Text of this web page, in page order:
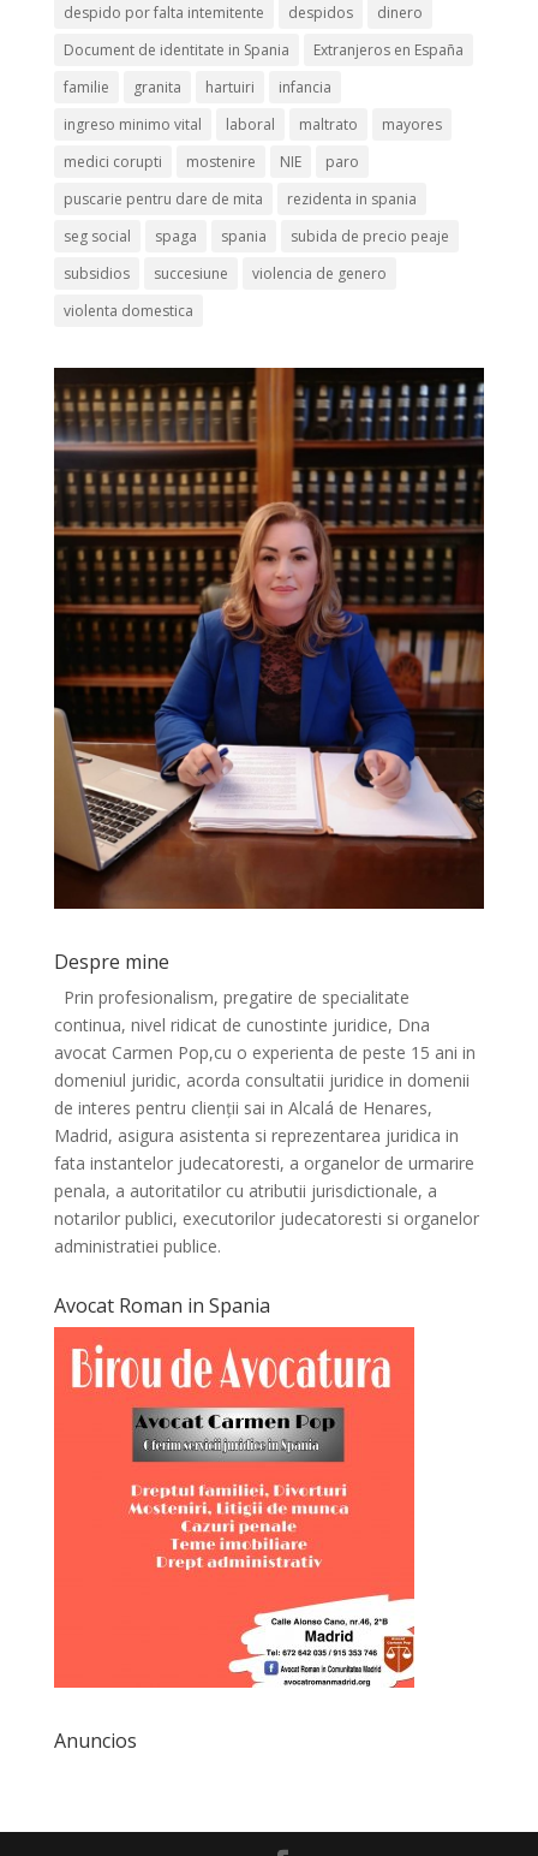
despido por falta intemitente
despidos
dinero
Document de identitate in Spania
Extranjeros en España
familie
granita hartuiri
infancia
ingreso minimo vital
laboral maltrato
mayores
medici corupti
mostenire NIE
paro
puscarie pentru dare de mita
rezidenta in spania
seg social
spaga spania
subida de precio peaje
subsidios
succesiune
violencia de genero
violenta domestica
Despre mine
Prin profesionalism, pregatire de specialitate
continua, nivel ridicat de cunostinte juridice, Dna
avocat Carmen Pop,cu o experienta de peste 15 ani in
domeniul juridic, acorda consultatii juridice in domenii
de interes pentru clienții sai in Alcalá de Henares,
Madrid, asigura asistenta si reprezentarea juridica in
fata instantelor judecatoresti, a organelor de urmarire
penala, a autoritatilor cu atributii jurisdictionale, a
notarilor publici, executorilor judecatoresti si organelor
administratiei publice.
Avocat Roman in Spania
Anuncios